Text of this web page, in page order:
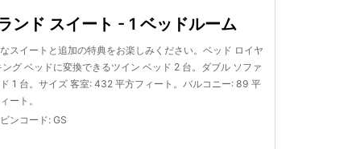
ンド スイート - 1 ベッドルーム
スイートと追加の特典をお楽しみください。ベッド ロイヤ
ング ベッドに変換できるツイン ベッド 2 台。ダブル ソファ
1 台。サイズ 客室: 432 平方フィート。バルコニー: 89 平
ート。
ンコード: GS